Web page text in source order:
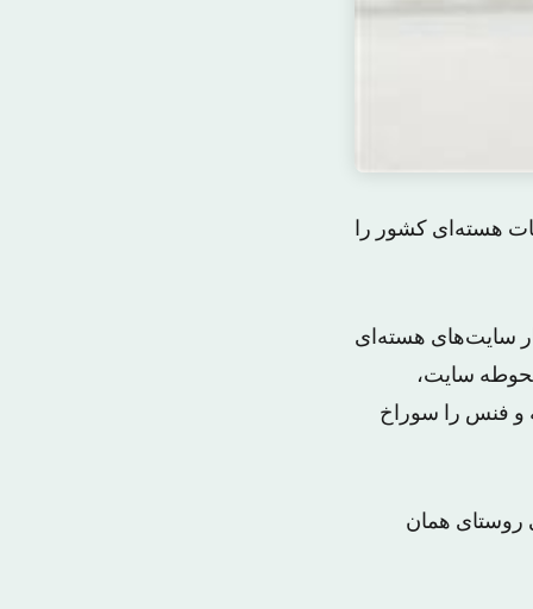
هسته‌ای کشور را
سایت‌های هسته‌ای
محوطه سایت،
و فنس را سوراخ
روستای همان